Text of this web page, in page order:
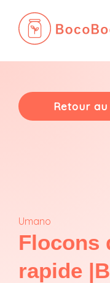
contenu
Retour
Umano
Flocons
rapide